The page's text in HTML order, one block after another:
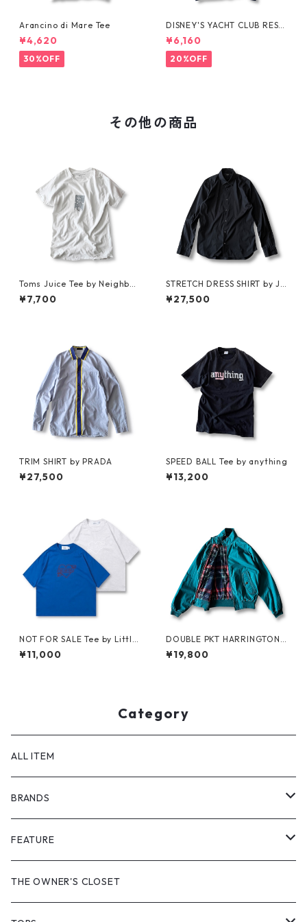
Arancino di Mare Tee
¥4,620
30%OFF
DISNEY'S YACHT CLUB RESO
RT Tee
¥6,160
20%OFF
その他の商品
Toms Juice Tee by Neighbor
hood Spot
¥7,700
STRETCH DRESS SHIRT by JIL
SANDER
¥27,500
TRIM SHIRT by PRADA
¥27,500
SPEED BALL Tee by anything
¥13,200
NOT FOR SALE Tee by Little
Yarmouth
¥11,000
DOUBLE PKT HARRINGTON J
KT by LANDS'END
¥19,800
Category
ALL ITEM
BRANDS
GHOST ALMOSTBLACK
PRODUCT TWELVE
FEATURE
NEW VINTAGE
THE OWNER'S CLOSET